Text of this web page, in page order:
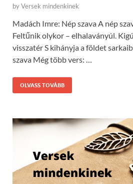
byVersek mindenkinek
Madách Imre: Nép szava A nép
Feltűnik olykor – elhalaványúl.
visszatér S kihányja a földet
szava Még több vers: …
OLVASS TOVÁBB